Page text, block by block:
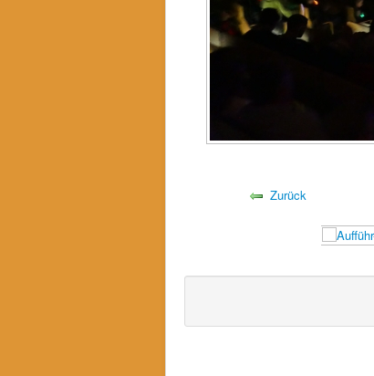
Zurück
Bitte loggen Sie sich zuerst ein...